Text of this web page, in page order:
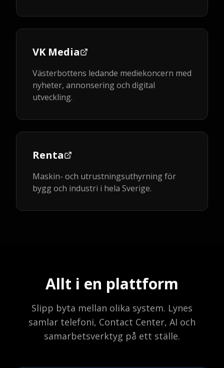
VK Media
Västerbottens ledande mediekoncern med
nyheter, annonsering och digital
utveckling.
Renta
Maskin- och utrustningsuthyrning för
bygg och industri i hela Sverige.
Allt i en plattform
Slipp byta mellan olika system. Lynes
samlar telefoni, Contact Center, AI och
samarbetsverktyg på ett ställe.